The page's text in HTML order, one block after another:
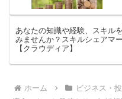
あなたの知識や経験、スキル
みませんか？スキルシェアマ
【クラウディア】
ホーム ビジネス・